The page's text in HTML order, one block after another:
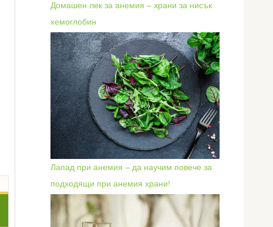
Домашен лек за анемия – храни за нисък
хемоглобин
Лапад при анемия – да научим повече за
подходящи при анемия храни!